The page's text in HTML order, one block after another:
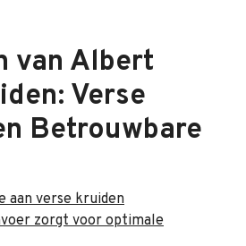
van Albert
Verse
Betrouwbare
aan verse kruiden
zorgt voor optimale